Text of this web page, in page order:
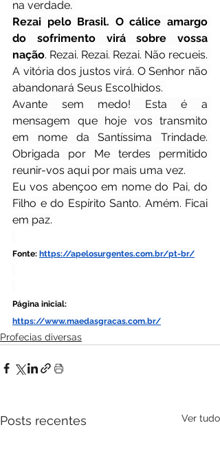
na verdade.
Rezai pelo Brasil. O cálice amargo
do sofrimento virá sobre vossa
nação. Rezai. Rezai. Rezai. Não recueis.
A vitória dos justos virá. O Senhor não
abandonará Seus Escolhidos.
Avante sem medo! Esta é a
mensagem que hoje vos transmito
em nome da Santíssima Trindade.
Obrigada por Me terdes permitido
reunir-vos aqui por mais uma vez.
Eu vos abençoo em nome do Pai, do
Filho e do Espírito Santo. Amém. Ficai
em paz.
Fonte: https://apelosurgentes.com.br/pt-br/
Página inicial:
https://www.maedasgracas.com.br/
Profecias diversas
Posts recentes Ver tudo